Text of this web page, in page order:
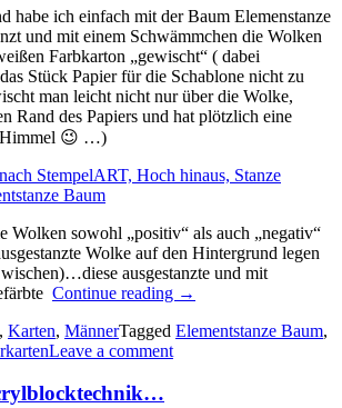
habe ich einfach mit der Baum Elemenstanze
und mit einem Schwämmchen die Wolken
Farbkarton „gewischt“ ( dabei
Stück Papier für die Schablone nicht zu
man leicht nicht nur über die Wolke,
Rand des Papiers und hat plötzlich eine
Himmel 😉 …)
Wolken sowohl „positiv“ als auch „negativ“
Wolke auf den Hintergrund legen
ausgestanzte und mit
Continue reading „Hoch
→
, Karten, MännerTagged Elementstanze Baum,
Leave a comment